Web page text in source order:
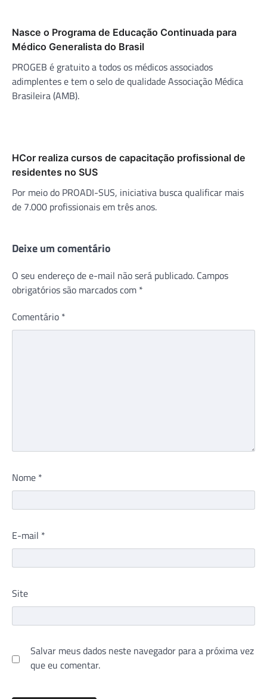
Nasce o Programa de Educação Continuada para
Médico Generalista do Brasil
PROGEB é gratuito a todos os médicos associados
adimplentes e tem o selo de qualidade Associação Médica
Brasileira (AMB).
HCor realiza cursos de capacitação profissional de
residentes no SUS
Por meio do PROADI-SUS, iniciativa busca qualificar mais
de 7.000 profissionais em três anos.
Deixe um comentário
O seu endereço de e-mail não será publicado. Campos
obrigatórios são marcados com *
Comentário *
Nome *
E-mail *
Site
Salvar meus dados neste navegador para a próxima vez
que eu comentar.